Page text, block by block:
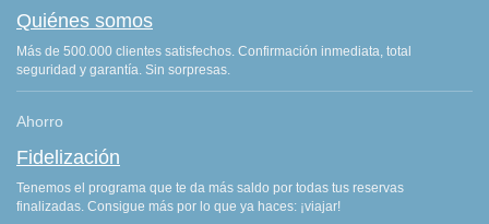
Quiénes somos
Más de 500.000 clientes satisfechos. Confirmación inmediata, total
seguridad y garantía. Sin sorpresas.
Ahorro
Fidelización
Tenemos el programa que te da más saldo por todas tus reservas
finalizadas. Consigue más por lo que ya haces: ¡viajar!